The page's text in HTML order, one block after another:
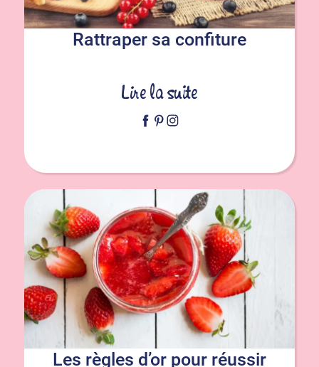
Rattraper sa confiture
Lire la suite
Les règles d’or pour réussir